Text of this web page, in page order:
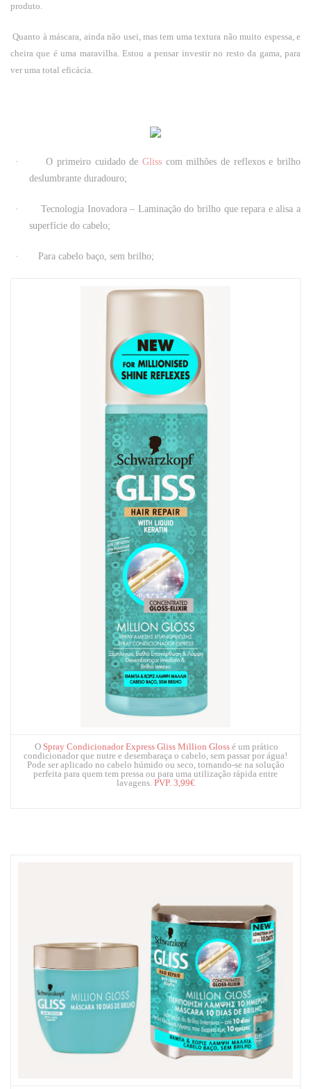
produto.
Quanto à máscara, ainda não usei, mas tem uma textura não muito espessa, e
cheira que é uma maravilha. Estou a pensar investir no resto da gama, para
ver uma total eficácia.
·O primeiro cuidado de Gliss com milhões de reflexos e brilho
deslumbrante duradouro;
· Tecnologia Inovadora – Laminação do brilho que repara e alisa a
superfície do cabelo;
· Para cabelo baço, sem brilho;
O Spray Condicionador Express Gliss Million Gloss é um prático
condicionador que nutre e desembaraça o cabelo, sem passar por água!
Pode ser aplicado no cabelo húmido ou seco, tornando-se na solução
perfeita para quem tem pressa ou para uma utilização rápida entre
lavagens. PVP. 3,99€